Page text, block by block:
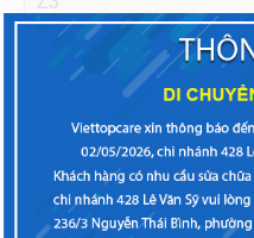
Blackberry
Mặt kính
kiện)
* Màn hình là nguyên bộ
* Giá công và bảo hành